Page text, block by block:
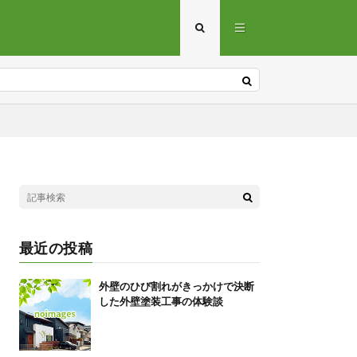
最近の投稿
外壁のひび割れがきっかけで決断
した外壁塗装工事の体験談